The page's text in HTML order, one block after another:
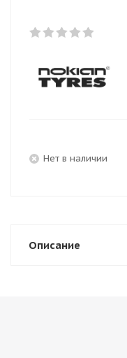
Нет в наличии
Описание